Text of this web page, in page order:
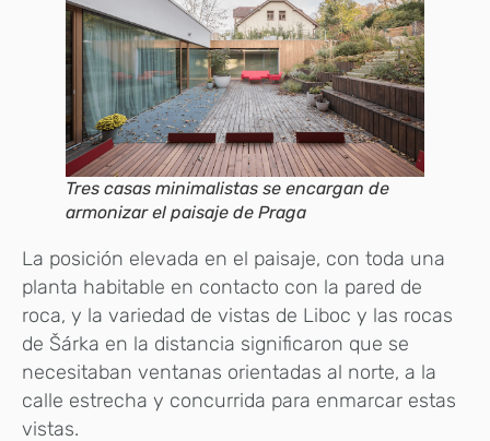
Tres casas minimalistas se encargan de
armonizar el paisaje de Praga
La posición elevada en el paisaje, con toda una
planta habitable en contacto con la pared de
roca, y la variedad de vistas de Liboc y las rocas
de Šárka en la distancia significaron que se
necesitaban ventanas orientadas al norte, a la
calle estrecha y concurrida para enmarcar estas
vistas.